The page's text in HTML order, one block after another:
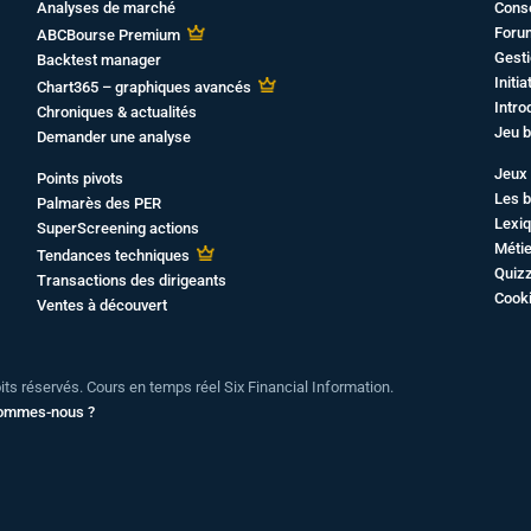
Analyses de marché
ABCBourse Premium
Backtest manager
Chart365 – graphiques avancés
Chroniques & actualités
Demander une analyse
Points pivots
Palmarès des PER
SuperScreening actions
Tendances techniques
Transactions des dirigeants
Ventes à découvert
Jeu
Jeux
Les
réservés. Cours en temps réel Six Financial Information.
nous ?